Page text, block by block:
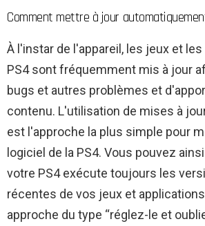
Comment mettre à jour
À l'instar de l'appareil, les jeux et
PS4 sont fréquemment mis à jour
bugs et autres problèmes et
contenu. L'utilisation de mises à
est l'approche la plus simple pour
logiciel de la PS4. Vous pouvez
votre PS4 exécute toujours les
récentes de vos jeux et
approche du type “réglez-le et